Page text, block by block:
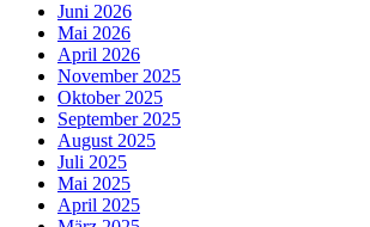
Juni 2026
Mai 2026
April 2026
November 2025
Oktober 2025
September 2025
August 2025
Juli 2025
Mai 2025
April 2025